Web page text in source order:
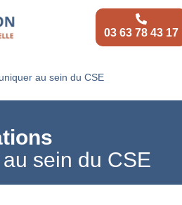
03 63 78 43 17
au sein du CSE
sein du CSE